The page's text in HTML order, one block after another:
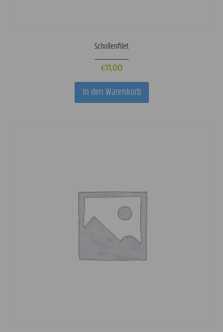
Schollenfilet
€11,00
In den Warenkorb